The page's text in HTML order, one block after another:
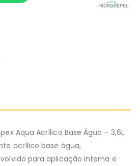
Aqua Acrílico Base Água – 3,6L
acrílico base água,
para aplicação interna e